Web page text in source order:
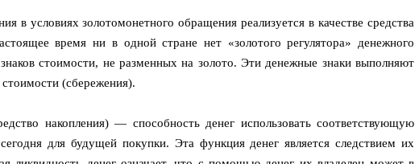
в условиях золотомонетного обращения реализуется в качестве средства
время ни в одной стране нет «золотого регулятора» денежного
стоимости, не разменных на золото. Эти денежные знаки выполняют
(сбережения).
накопления) — способность денег использовать соответствующую
для будущей покупки. Эта функция денег является следствием их